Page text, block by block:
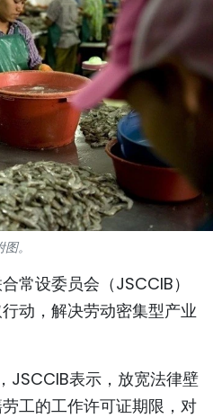
图。
常设委员会（JSCCIB）
动，解决劳动密集型产业
JSCCIB表示，放宽法律壁
工的工作许可证期限，对